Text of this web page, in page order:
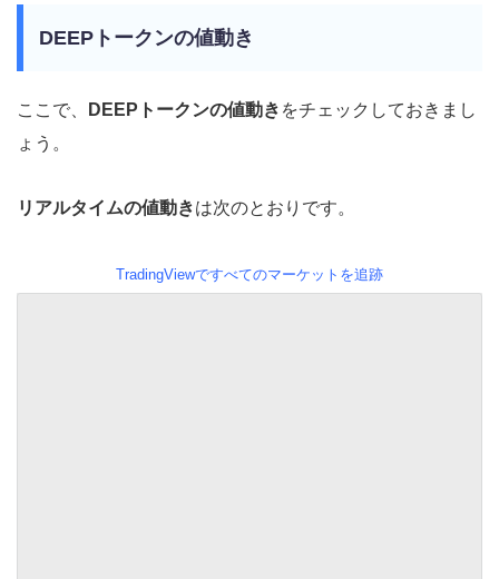
DEEPトークンの値動き
ここで、 DEEPトークンの値動き をチェックしておきまし
ょう。
リアルタイムの値動きは次のとおりです。
TradingViewですべてのマーケットを追跡